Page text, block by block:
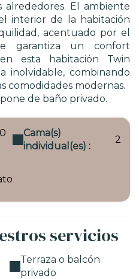
El ambiente
interior de la habitación
acentuado por el
garantiza un confort
esta habitación Twin
inolvidable, combinando
comodidades modernas.
de baño privado.
Cama(s)
individual(es) :
2
servicios
Terraza o balcón
privado